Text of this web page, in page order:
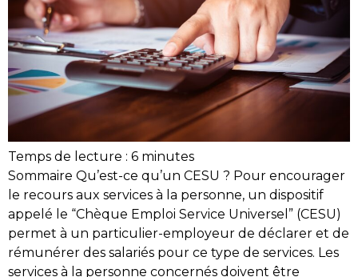
Temps de lecture : 6 minutes
Sommaire Qu’est-ce qu’un CESU ? Pour encourager
le recours aux services à la personne, un dispositif
appelé le “Chèque Emploi Service Universel” (CESU)
permet à un particulier-employeur de déclarer et de
rémunérer des salariés pour ce type de services. Les
services à la personne concernés doivent être